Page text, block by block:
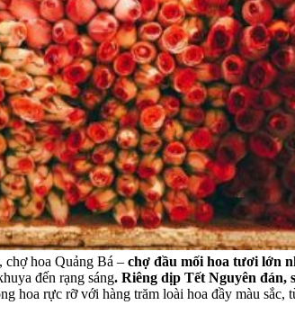
hoa Quảng Bá – chợ đầu mối hoa tươi lớn
đến rạng sáng. Riêng dịp Tết Nguyên đán,
hoa rực rỡ với hàng trăm loài hoa đầy màu